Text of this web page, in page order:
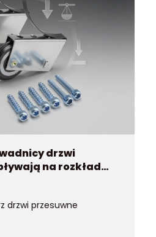
drzwi
na rozkład
drzwi przesuwne